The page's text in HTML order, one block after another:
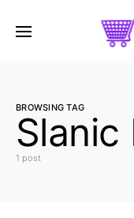
BROWSING TAG
Slanic
1 post